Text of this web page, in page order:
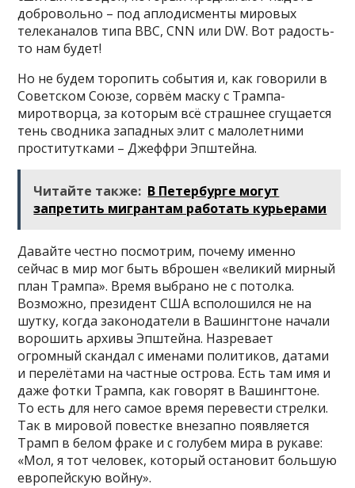
добровольно – под аплодисменты мировых
телеканалов типа ВВС, CNN или DW. Вот радость-
то нам будет!
Но не будем торопить события и, как говорили в
Советском Союзе, сорвём маску с Трампа-
миротворца, за которым всё страшнее сгущается
тень сводника западных элит с малолетними
проститутками – Джеффри Эпштейна.
Читайте также: В Петербурге могут
запретить мигрантам работать курьерами
Давайте честно посмотрим, почему именно
сейчас в мир мог быть вброшен «великий мирный
план Трампа». Время выбрано не с потолка.
Возможно, президент США всполошился не на
шутку, когда законодатели в Вашингтоне начали
ворошить архивы Эпштейна. Назревает
огромный скандал с именами политиков, датами
и перелётами на частные острова. Есть там имя и
даже фотки Трампа, как говорят в Вашингтоне.
То есть для него самое время перевести стрелки.
Так в мировой повестке внезапно появляется
Трамп в белом фраке и с голубем мира в рукаве:
«Мол, я тот человек, который остановит большую
европейскую войну».